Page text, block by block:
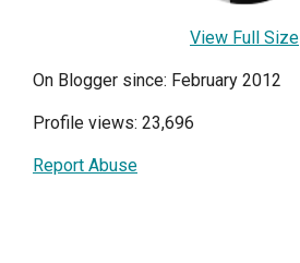
View Full Size
On Blogger since: February 2012
Profile views: 23,696
Report Abuse